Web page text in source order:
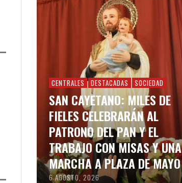
CENTRALES DESTACADAS SOCIEDAD
SAN CAYETANO: MILES DE
FIELES CELEBRARÁN AL
PATRONO DEL PAN Y EL
TRABAJO CON MISAS Y UNA
MARCHA A PLAZA DE MAYO
6 AGOSTO, 2026